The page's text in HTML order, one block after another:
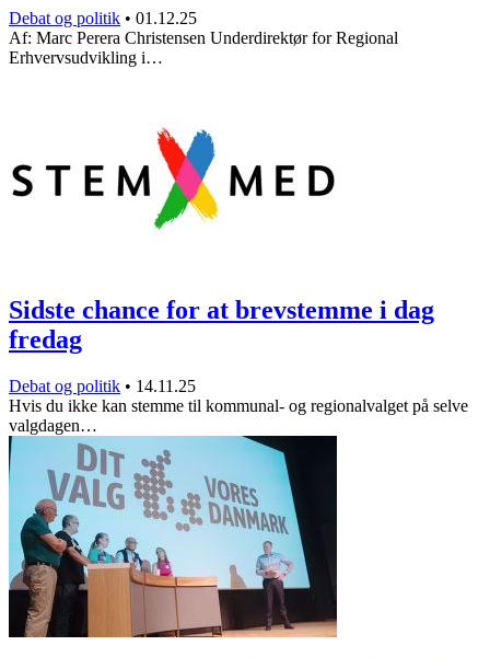
Debat og politik • 01.12.25
Af: Marc Perera Christensen Underdirektør for Regional
Erhvervsudvikling i…
Sidste chance for at brevstemme i dag
fredag
Debat og politik • 14.11.25
Hvis du ikke kan stemme til kommunal- og regionalvalget på selve
valgdagen…